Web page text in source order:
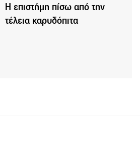
Η επιστήμη πίσω από την
τέλεια καρυδόπιτα